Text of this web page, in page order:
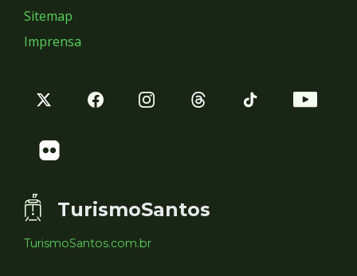
Sitemap
Imprensa
TurismoSantos
TurismoSantos.com.br